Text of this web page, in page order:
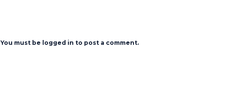
must be logged in to post a comment.